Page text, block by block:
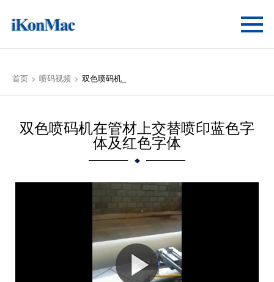
首页 喷码视频 双色喷码机_
双色喷码机在管材上交替喷印蓝色字
体及红色字体